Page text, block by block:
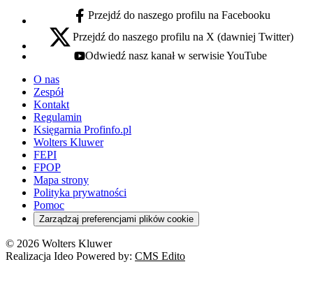
facebook - otwiera się w nowej karcie
Przejdź do naszego profilu na Facebooku
x - otwiera się w nowej karcie
Przejdź do naszego profilu na X (dawniej Twitter)
youtube - otwiera się w nowej karcie
Odwiedź nasz kanał w serwisie YouTube
O nas
Zespół
Kontakt
Regulamin
Księgarnia Profinfo.pl
Wolters Kluwer
FEPI
FPOP
Mapa strony
Polityka prywatności
Pomoc
Zarządzaj preferencjami plików cookie
© 2026 Wolters Kluwer
Realizacja Ideo Powered by: CMS Edito